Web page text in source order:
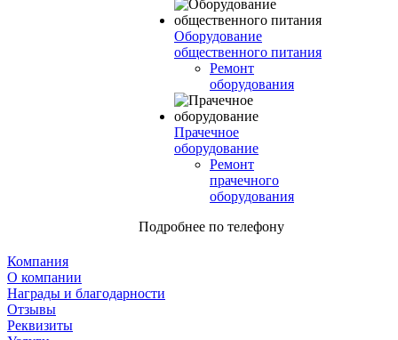
Оборудование
общественного питания
Ремонт
оборудования
Прачечное
оборудование
Ремонт
прачечного
оборудования
Подробнее по телефону
Компания
О компании
Награды и благодарности
Отзывы
Реквизиты